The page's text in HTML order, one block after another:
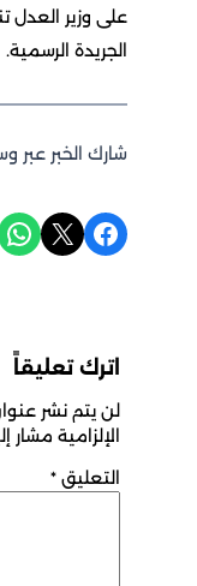
على وزير العدل
الجريدة الرسمية.
شارك الخبر عبر
Share on Facebook
Share on X
Share on WhatsApp
اترك تعليقاً
لن يتم نشر
الإلزامية مشار
التعليق *